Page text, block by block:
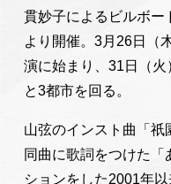
貫妙子によるビルボー
より開催。3月26日（
演に始まり、31日（
と3都市を回る。
山弦のインスト曲「祇
同曲に歌詞をつけた
ションをした2001年